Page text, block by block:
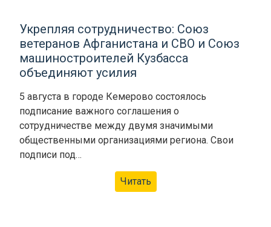
Укрепляя сотрудничество: Союз
ветеранов Афганистана и СВО и Союз
машиностроителей Кузбасса
объединяют усилия
5 августа в городе Кемерово состоялось
подписание важного соглашения о
сотрудничестве между двумя значимыми
общественными организациями региона. Свои
подписи под…
Читать